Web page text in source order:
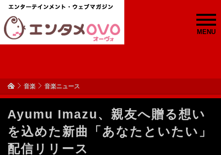
MENU
音楽 音楽ニュース
Ayumu Imazu、親友へ贈る想い
を込めた新曲「あなたといたい」
配信リリース